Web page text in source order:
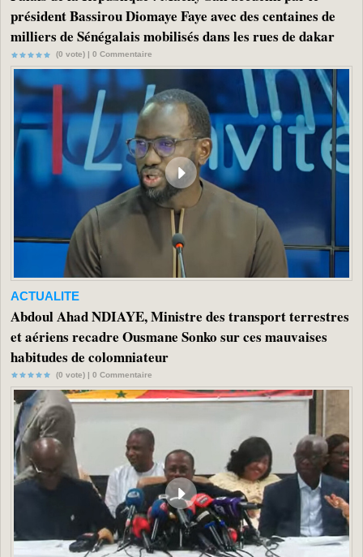
président Bassirou Diomaye Faye avec des centaines de
milliers de Sénégalais mobilisés dans les rues de dakar
(0 vote) | 0 Commentaire
ACTUALITE
Abdoul Ahad NDIAYE, Ministre des transport terrestres
et aériens recadre Ousmane Sonko sur ces mauvaises
habitudes de colomniateur
(0 vote) | 0 Commentaire